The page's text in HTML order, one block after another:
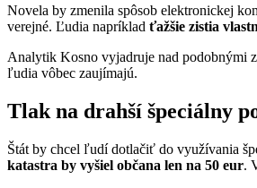
Novela by zmenila spôsob elektronickej
verejné. Ľudia napríklad ťažšie zistia
Analytik Kosno vyjadruje nad podobnými
ľudia vôbec zaujímajú.
Tlak na drahší špeciálny
Štát by chcel ľudí dotlačiť do využívania
katastra by vyšiel občana len na 50 eur.